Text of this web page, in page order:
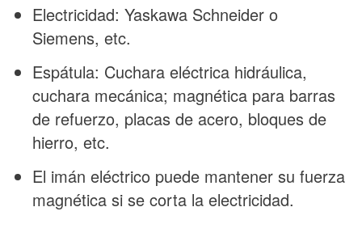
Electricidad: Yaskawa Schneider o
Siemens, etc.
Espátula: Cuchara eléctrica hidráulica,
cuchara mecánica; magnética para barras
de refuerzo, placas de acero, bloques de
hierro, etc.
El imán eléctrico puede mantener su fuerza
magnética si se corta la electricidad.